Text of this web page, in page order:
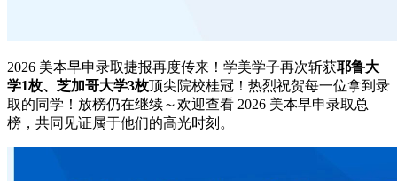
2026 美本早申录取捷报再度传来！学美学子再次斩获耶鲁大
学1枚、芝加哥大学3枚顶尖院校桂冠！热烈祝贺每一位拿到录
取的同学！放榜仍在继续～欢迎查看 2026 美本早申录取总
榜，共同见证属于他们的高光时刻。